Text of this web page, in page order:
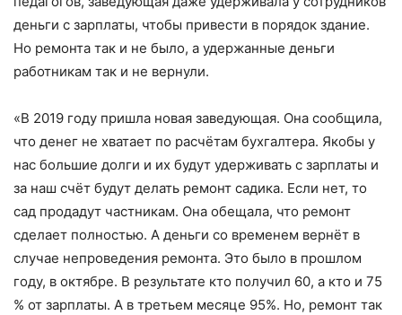
деньги с зарплаты, чтобы привести в порядок здание.
Но ремонта так и не было, а удержанные деньги
работникам так и не вернули.
«В 2019 году пришла новая заведующая. Она сообщила,
что денег не хватает по расчётам бухгалтера. Якобы у
нас большие долги и их будут удерживать с зарплаты и
за наш счёт будут делать ремонт садика. Если нет, то
сад продадут частникам. Она обещала, что ремонт
сделает полностью. А деньги со временем вернёт в
случае непроведения ремонта. Это было в прошлом
году, в октябре. В результате кто получил 60, а кто и 75
% от зарплаты. А в третьем месяце 95%. Но, ремонт так